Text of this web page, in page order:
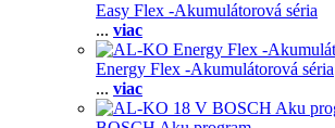
Easy Flex -Akumulátorová séria
... viac
Energy Flex -Akumulátorová séria
... viac